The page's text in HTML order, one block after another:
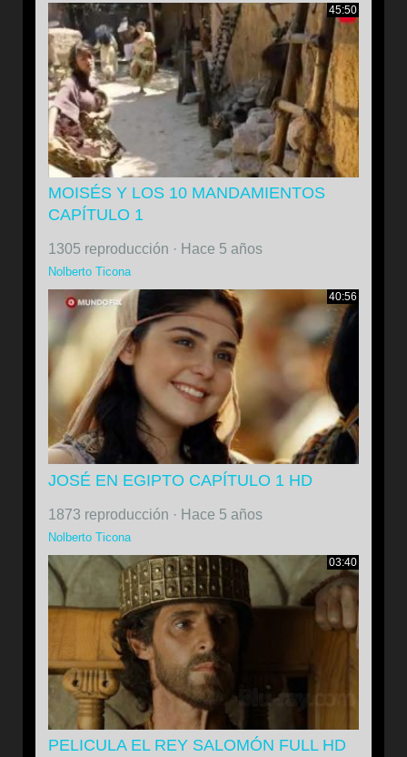
45:50
MOISÉS Y LOS 10 MANDAMIENTOS
CAPÍTULO 1
1305 reproducción · Hace 5 años
Nolberto Ticona
40:56
JOSÉ EN EGIPTO CAPÍTULO 1 HD
1873 reproducción · Hace 5 años
Nolberto Ticona
03:40
PELICULA EL REY SALOMÓN FULL HD